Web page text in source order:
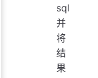
sql
并
将
结
果